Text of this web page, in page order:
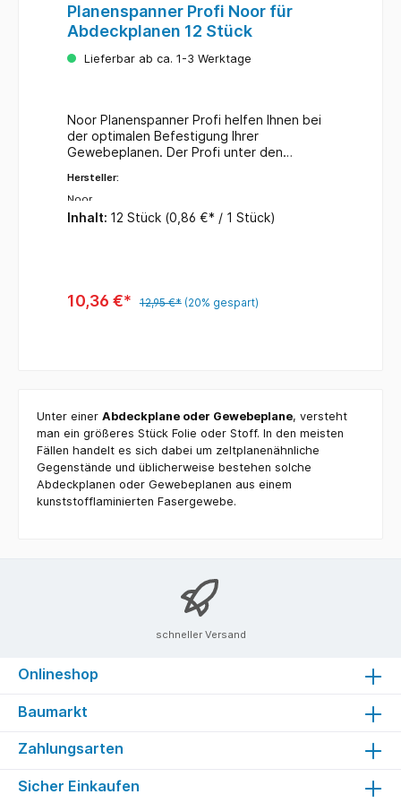
Planenspanner Profi Noor für
Abdeckplanen 12 Stück
Lieferbar ab ca. 1-3 Werktage
Noor Planenspanner Profi helfen Ihnen bei
der optimalen Befestigung Ihrer
Gewebeplanen. Der Profi unter den
perfekt zu befestigen. Packungsinhalt: 12
Stück elastische Vielzweck-Befestigung für
Fahrrad, Auto, Haus und Garten ideales
Hersteller:
Noor
Inhalt: 12 Stück (0,86 €* / 1 Stück)
10,36 €* 12,95 €* (20% gespart)
Unter einer Abdeckplane oder Gewebeplane, versteht
man ein größeres Stück Folie oder Stoff. In den meisten
Fällen handelt es sich dabei um zeltplanenähnliche
Gegenstände und üblicherweise bestehen solche
Abdeckplanen oder Gewebeplanen aus einem
kunststofflaminierten Fasergewebe.
schneller Versand
Onlineshop
Baumarkt
Zahlungsarten
Sicher Einkaufen